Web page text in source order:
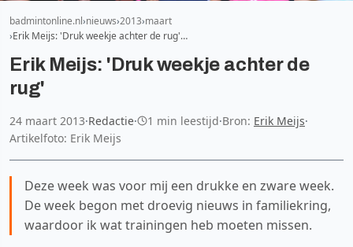
badmintonline.nl nieuws 2013 maart
Erik Meijs: 'Druk weekje achter de rug'…
Erik Meijs: 'Druk weekje achter de
rug'
24 maart 2013·Redactie· 1 min leestijd·Bron: Erik Meijs·
Artikelfoto: Erik Meijs
Deze week was voor mij een drukke en zware week.
De week begon met droevig nieuws in familiekring,
waardoor ik wat trainingen heb moeten missen.